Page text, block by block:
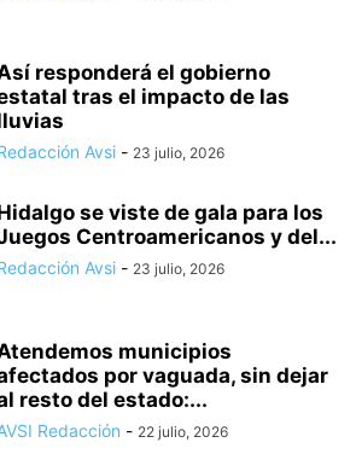
responderá el gobierno
tras el impacto de las
Avsi - 23 julio, 2026
se viste de gala para los
Centroamericanos y del...
Avsi - 23 julio, 2026
municipios
por vaguada, sin dejar
resto del estado:...
Redacción - 22 julio, 2026